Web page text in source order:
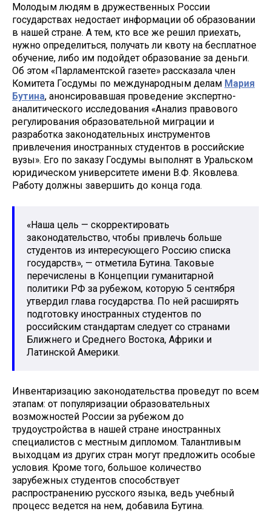
Молодым людям в дружественных России
государствах недостает информации об образовании
в нашей стране. А тем, кто все же решил приехать,
нужно определиться, получать ли квоту на бесплатное
обучение, либо им подойдет образование за деньги.
Об этом «Парламентской газете» рассказала член
Комитета Госдумы по международным делам Мария
Бутина, анонсировавшая проведение экспертно-
аналитического исследования «Анализ правового
регулирования образовательной миграции и
разработка законодательных инструментов
привлечения иностранных студентов в российские
вузы». Его по заказу Госдумы выполнят в Уральском
юридическом университете имени В.Ф. Яковлева.
Работу должны завершить до конца года.
«Наша цель — скорректировать
законодательство, чтобы привлечь больше
студентов из интересующего Россию списка
государств», — отметила Бутина. Таковые
перечислены в Концепции гуманитарной
политики РФ за рубежом, которую 5 сентября
утвердил глава государства. По ней расширять
подготовку иностранных студентов по
российским стандартам следует со странами
Ближнего и Среднего Востока, Африки и
Латинской Америки.
Инвентаризацию законодательства проведут по всем
этапам: от популяризации образовательных
возможностей России за рубежом до
трудоустройства в нашей стране иностранных
специалистов с местным дипломом. Талантливым
выходцам из других стран могут предложить особые
условия. Кроме того, большое количество
зарубежных студентов способствует
распространению русского языка, ведь учебный
процесс ведется на нем, добавила Бутина.